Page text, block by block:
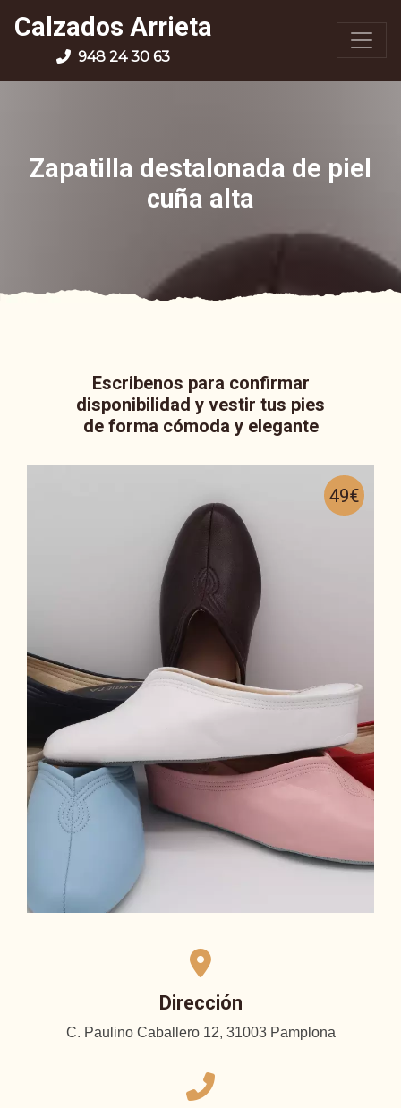
Calzados Arrieta
948 24 30 63
Zapatilla destalonada de piel
cuña alta
Escribenos para confirmar
disponibilidad y vestir tus pies
de forma cómoda y elegante
49€
Dirección
C. Paulino Caballero 12, 31003 Pamplona